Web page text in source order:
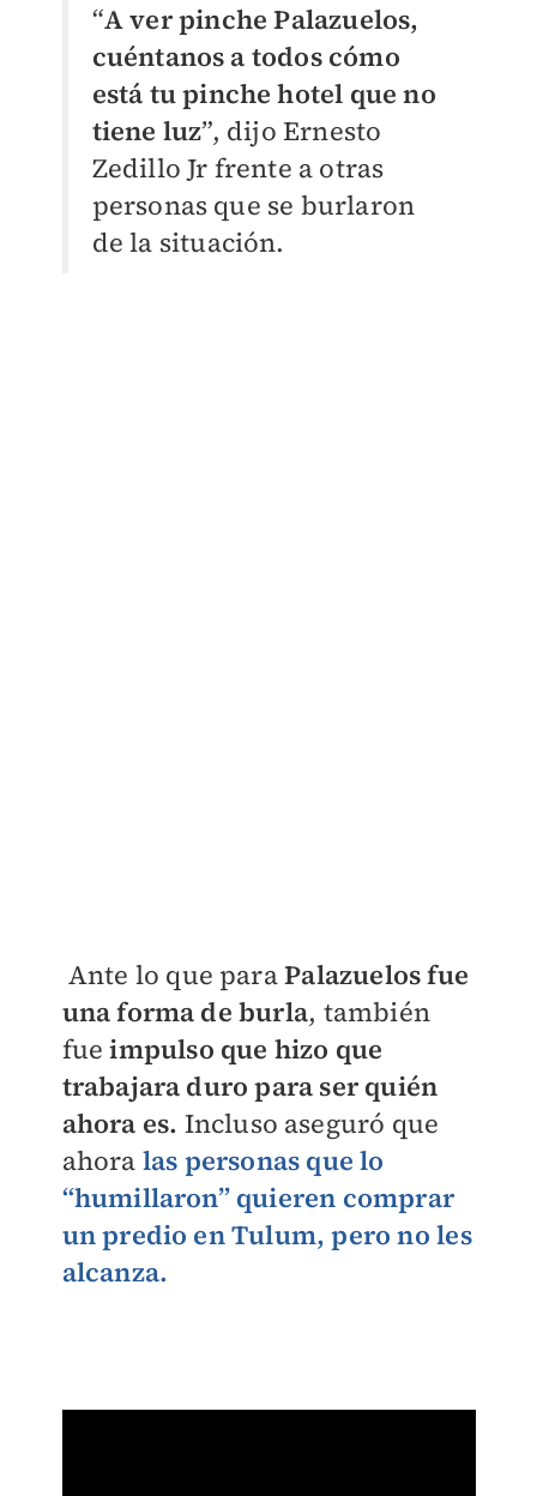
“A ver pinche Palazuelos,
cuéntanos a todos cómo
está tu pinche hotel que no
tiene luz”, dijo Ernesto
Zedillo Jr frente a otras
personas que se burlaron
de la situación.
Ante lo que paraPalazuelos fue
una forma de burla, también
fueimpulso que hizo que
trabajara duro para ser quién
ahora es. Incluso aseguró que
ahora las personas que lo
“humillaron” quieren comprar
un predio en Tulum, pero no les
alcanza.